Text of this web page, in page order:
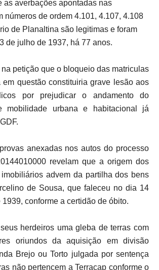
as averbações apontadas nas
números de ordem 4.101, 4.107, 4.108
de Planaltina são legitimas e foram
de julho de 1937, há 77 anos.
petição que o bloqueio das matriculas
em questão constituiria grave lesão aos
por prejudicar o andamento do
mobilidade urbana e habitacional já
anexadas nos autos do processo
revelam que a origem dos
advem da partilha dos bens
de Sousa, que faleceu no dia 14
conforme a certidão de óbito.
herdeiros uma gleba de terras com
oriundos da aquisição em divisão
Brejo ou Torto julgada por sentença
não pertencem a Terracap conforme o